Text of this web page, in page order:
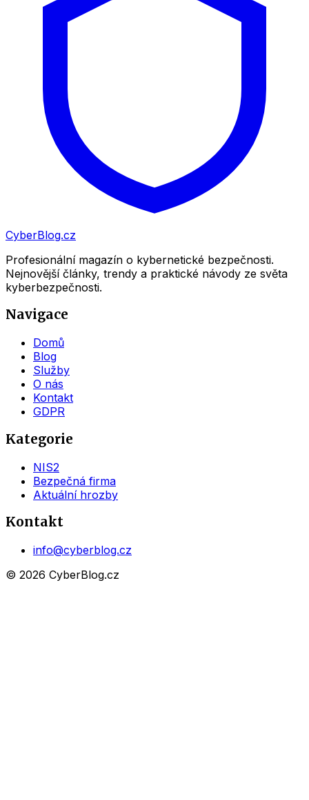
CyberBlog.cz
Profesionální magazín o kybernetické bezpečnosti.
Nejnovější články, trendy a praktické návody ze světa
kyberbezpečnosti.
Navigace
Domů
Blog
Služby
O nás
Kontakt
GDPR
Kategorie
NIS2
Bezpečná firma
Aktuální hrozby
Kontakt
info@cyberblog.cz
© 2026 CyberBlog.cz